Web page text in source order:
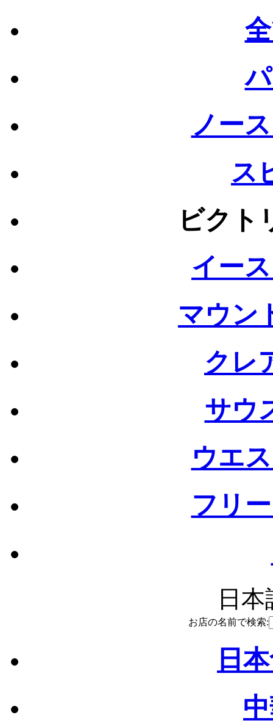
ノー
ス
ビクト
イー
マウン
クレ
サウ
ウエ
フリ
日
お店の名前で検索:
日